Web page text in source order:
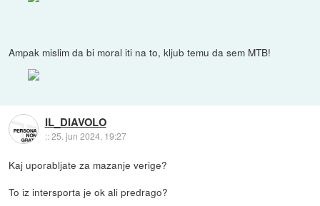
Ampak mislim da bi moral iti na to, kljub temu da sem MTB!
IL_DIAVOLO
::25. jun 2024, 19:27
Kaj uporabljate za mazanje verige?
To iz intersporta je ok ali predrago?